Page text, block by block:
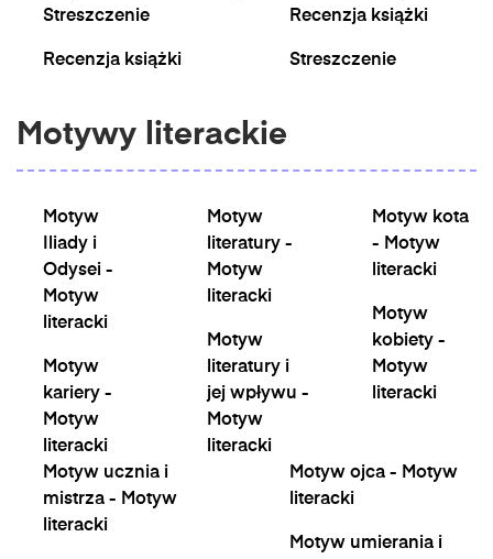
Streszczenie
Recenzja książki
Recenzja książki
Streszczenie
Motywy literackie
Motyw
Iliady i
Odysei -
Motyw
literacki
Motyw
kariery -
Motyw
literacki
Motyw
literatury -
Motyw
literacki
Motyw
literatury i
jej wpływu -
Motyw
literacki
Motyw kota
- Motyw
literacki
Motyw
kobiety -
Motyw
literacki
Motyw ucznia i
mistrza - Motyw
literacki
Motyw ojca - Motyw
literacki
Motyw umierania i